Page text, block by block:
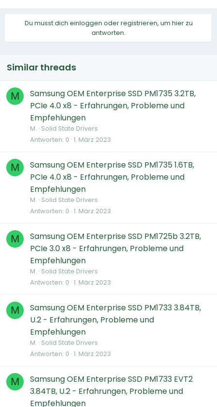
Du musst dich einloggen oder registrieren, um hier zu
antworten.
Similar threads
M
Samsung OEM Enterprise SSD PM1735 3.2TB,
PCIe 4.0 x8 - Erfahrungen, Probleme und
Empfehlungen
M. Solid State Drivers
Antworten 0 1. März 2023
M
Samsung OEM Enterprise SSD PM1735 1.6TB,
PCIe 4.0 x8 - Erfahrungen, Probleme und
Empfehlungen
M. Solid State Drivers
Antworten 0 1. März 2023
M
Samsung OEM Enterprise SSD PM1725b 3.2TB,
PCIe 3.0 x8 - Erfahrungen, Probleme und
Empfehlungen
M. Solid State Drivers
Antworten 0 1. März 2023
M
Samsung OEM Enterprise SSD PM1733 3.84TB,
U.2 - Erfahrungen, Probleme und
Empfehlungen
M. Solid State Drivers
Antworten 0 1. März 2023
M
Samsung OEM Enterprise SSD PM1733 EVT2
3.84TB, U.2 - Erfahrungen, Probleme und
Empfehlungen